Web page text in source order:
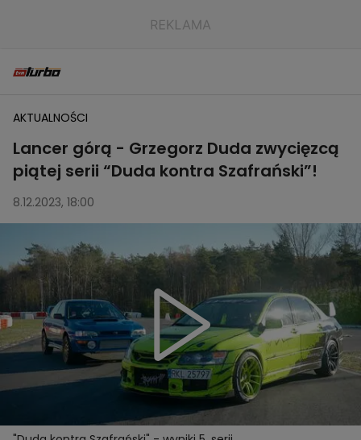
AKTUALNOŚCI
Lancer górą - Grzegorz Duda zwycięzcą
piątej serii “Duda kontra Szafrański”!
8.12.2023, 18:00